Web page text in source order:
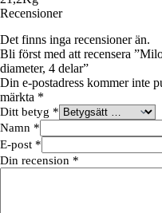
Recensioner
Det finns inga recensioner än.
Bli först med att recensera
diameter, 4 delar”
Din e-postadress kommer inte
märkta *
Ditt betyg *
Namn *
E-post *
Din recension *